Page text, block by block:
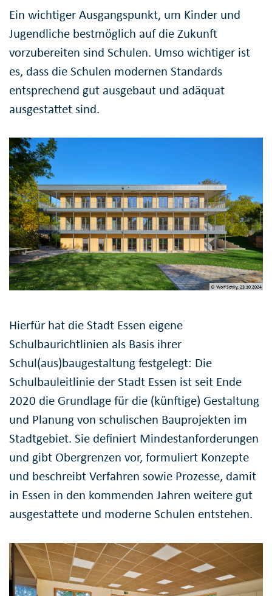
Ein wichtiger Ausgangspunkt, um Kinder und
Jugendliche bestmöglich auf die Zukunft
vorzubereiten sind Schulen. Umso wichtiger ist
es, dass die Schulen modernen Standards
entsprechend gut ausgebaut und adäquat
ausgestattet sind.
© Wolf Schily, 23.10.2024
Hierfür hat die Stadt Essen eigene
Schulbaurichtlinien als Basis ihrer
Schul(aus)baugestaltung festgelegt: Die
Schulbauleitlinie der Stadt Essen ist seit Ende
2020 die Grundlage für die (künftige) Gestaltung
und Planung von schulischen Bauprojekten im
Stadtgebiet. Sie definiert Mindestanforderungen
und gibt Obergrenzen vor, formuliert Konzepte
und beschreibt Verfahren sowie Prozesse, damit
in Essen in den kommenden Jahren weitere gut
ausgestattete und moderne Schulen entstehen.